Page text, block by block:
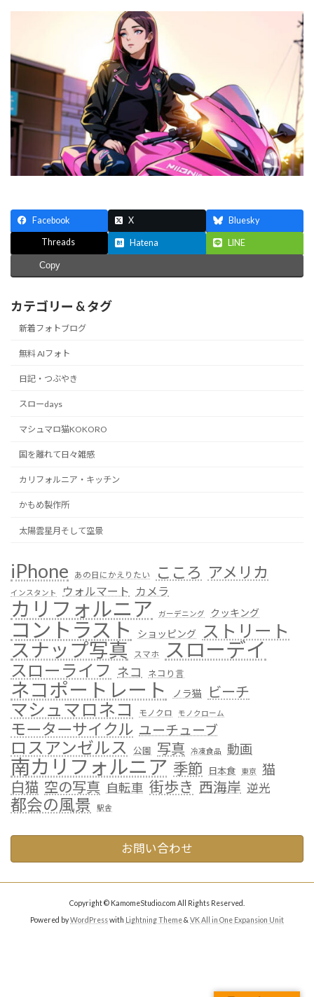
Facebook X Bluesky
Threads Hatena LINE
Copy
カテゴリー & タグ
新着フォトブログ
無料 AIフォト
日記・つぶやき
スローdays
マシュマロ猫KOKORO
国を離れて日々雑感
カリフォルニア・キッチン
かもめ製作所
太陽雲星月そして空景
iPhone あの日にかえりたい こころ アメリカ
インスタント ウォルマート カメラ
カリフォルニア ガーデニング クッキング
コントラスト ショッピング ストリート
スナップ写真 スマホ スローデイ
スローライフ ネコ ネコり言
ネコポートレート ノラ猫 ビーチ
マシュマロネコ モノクロ モノクローム
モーターサイクル ユーチューブ
ロスアンゼルス 公園 写真 冷凍食品 動画
南カリフォルニア 季節 日本食 東京 猫
白猫 空の写真 自転車 街歩き 西海岸 逆光
都会の風景 駅舎
お問い合わせ
Copyright © KamomeStudio.com All Rights Reserved.
Powered byWordPresswith Lightning Theme& VK All in One Expansion Unit